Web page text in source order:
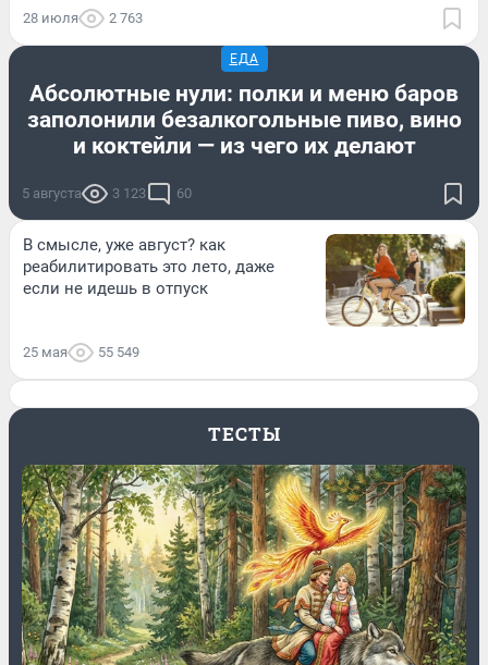
28 июля 2 763
ЕДА
Абсолютные нули: полки и меню баров
заполонили безалкогольные пиво, вино
и коктейли — из чего их делают
5 августа 3 123 60
В смысле, уже август? как
реабилитировать это лето, даже
если не идешь в отпуск
25 мая 55 549
ТЕСТЫ